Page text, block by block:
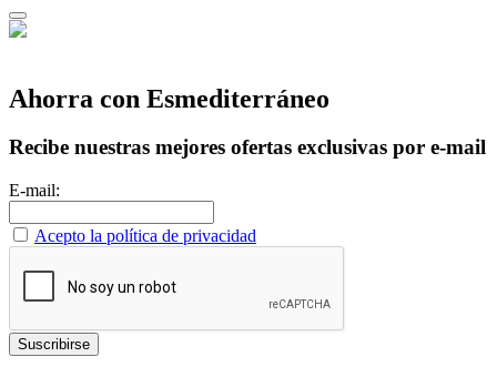
Ahorra con Esmediterráneo
Recibe nuestras mejores ofertas exclusivas por e-mail
E-mail:
Acepto la política de privacidad